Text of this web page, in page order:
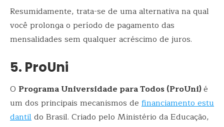
Resumidamente, trata-se de uma alternativa na qual
você prolonga o período de pagamento das
mensalidades sem qualquer acréscimo de juros.
5. ProUni
O Programa Universidade para Todos (ProUni)é
um dos principais mecanismos de financiamento estu
dantildo Brasil. Criado pelo Ministério da Educação,